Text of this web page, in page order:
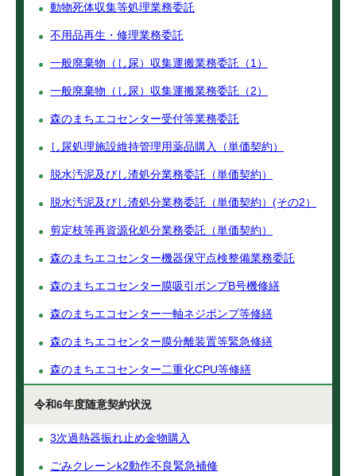
動物死体収集等処理業務委託
不用品再生・修理業務委託
一般廃棄物（し尿）収集運搬業務委託（1）
一般廃棄物（し尿）収集運搬業務委託（2）
森のまちエコセンター受付等業務委託
し尿処理施設維持管理用薬品購入（単価契約）
脱水汚泥及びし渣処分業務委託（単価契約）
脱水汚泥及びし渣処分業務委託（単価契約）(その2）
剪定枝等再資源化処分業務委託（単価契約）
森のまちエコセンター機器保守点検整備業務委託
森のまちエコセンター膜吸引ポンプB号機修繕
森のまちエコセンター一軸ネジポンプ等修繕
森のまちエコセンター膜分離装置等緊急修繕
森のまちエコセンター二重化CPU等修繕
令和6年度随意契約状況
3次過熱器振れ止め金物購入
ごみクレーンk2動作不良緊急補修